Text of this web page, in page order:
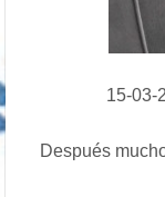
15-03-
Después